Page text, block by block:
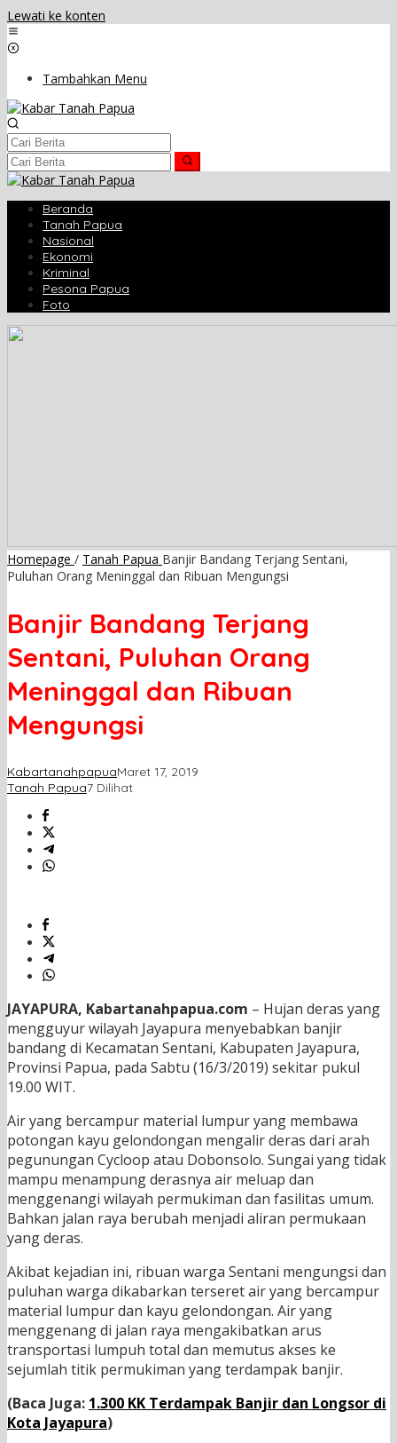
Lewati ke konten
Tambahkan Menu
Beranda
Tanah Papua
Nasional
Ekonomi
Kriminal
Pesona Papua
Foto
Homepage / Tanah Papua Banjir Bandang Terjang Sentani,
Puluhan Orang Meninggal dan Ribuan Mengungsi
Banjir Bandang Terjang
Sentani, Puluhan Orang
Meninggal dan Ribuan
Mengungsi
KabartanahpapuaMaret 17, 2019
Tanah Papua7 Dilihat
JAYAPURA, Kabartanahpapua.com – Hujan deras yang
mengguyur wilayah Jayapura menyebabkan banjir
bandang di Kecamatan Sentani, Kabupaten Jayapura,
Provinsi Papua, pada Sabtu (16/3/2019) sekitar pukul
19.00 WIT.
Air yang bercampur material lumpur yang membawa
potongan kayu gelondongan mengalir deras dari arah
pegunungan Cycloop atau Dobonsolo. Sungai yang tidak
mampu menampung derasnya air meluap dan
menggenangi wilayah permukiman dan fasilitas umum.
Bahkan jalan raya berubah menjadi aliran permukaan
yang deras.
Akibat kejadian ini, ribuan warga Sentani mengungsi dan
puluhan warga dikabarkan terseret air yang bercampur
material lumpur dan kayu gelondongan. Air yang
menggenang di jalan raya mengakibatkan arus
transportasi lumpuh total dan memutus akses ke
sejumlah titik permukiman yang terdampak banjir.
(Baca Juga: 1.300 KK Terdampak Banjir dan Longsor di
Kota Jayapura)